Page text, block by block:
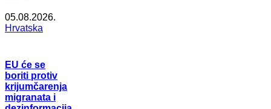
05.08.2026.
Hrvatska
EU će se
boriti protiv
krijumčarenja
migranata i